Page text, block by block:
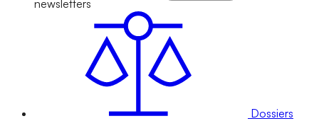
newsletters
Dossiers